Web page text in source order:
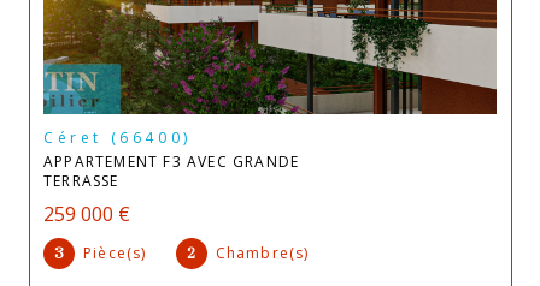
Céret (66400)
APPARTEMENT F3 AVEC GRANDE
TERRASSE
259 000 €
3 Pièce(s) 2 Chambre(s)